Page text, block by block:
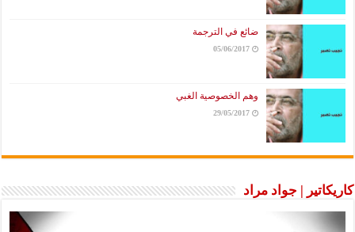
ضائع في الترجمة
05/06/2017
وهم الخصوصية الغبي
29/05/2017
كاريكاتير | جواد مراد